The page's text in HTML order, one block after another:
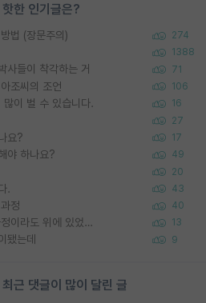
한 인기글은?
법 (장문주의) 274
1388
사들이 착각하는 거 71
조씨의 조언 106
이 벌 수 있습니다. 16
27
요? 17
야 하나요? 49
20
. 43
정 40
진짜 제발 적당히 똑똑한 박사과정이라도 위에 있었으면.. 13
됐는데 9
근 댓글이 많이 달린 글